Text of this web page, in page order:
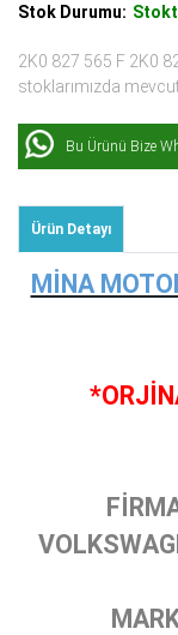
Stok Durumu:
2K0 827 565 F 2K0
stoklarımızda
Bu Ürünü Bize
Ürün Detayı
MİNA